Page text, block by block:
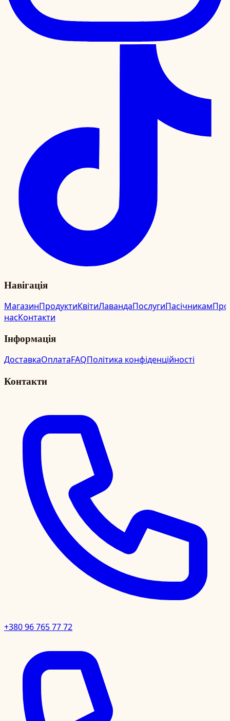
Навігація
МагазинПродуктиКвітиЛавандаПослугиПасічникамПро
насКонтакти
Інформація
ДоставкаОплатаFAQПолітика конфіденційності
Контакти
+380 96 765 77 72